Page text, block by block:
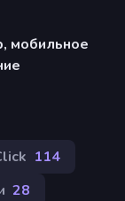
мобильное
114
28